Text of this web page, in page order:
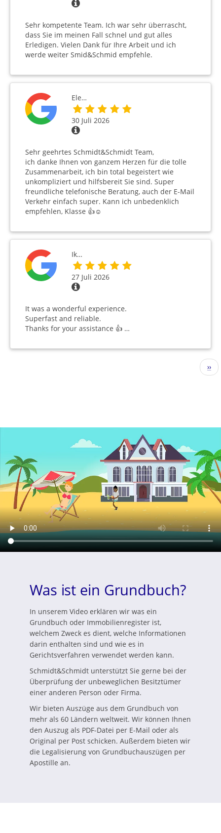
Sehr kompetente Team. Ich war sehr überrascht,
dass Sie im meinen Fall schnel und gut alles
Erledigen. Vielen Dank für Ihre Arbeit und ich
werde weiter Smid&Schmid empfehle.
Ele…
30 Juli 2026
Sehr geehrtes Schmidt&Schmidt Team,
ich danke Ihnen von ganzem Herzen für die tolle
Zusammenarbeit, ich bin total begeistert wie
unkompliziert und hilfsbereit Sie sind. Super
freundliche telefonische Beratung, auch der E-Mail
Verkehr einfach super. Kann ich unbedenklich
empfehlen, Klasse 👍☺️
Ik…
27 Juli 2026
It was a wonderful experience.
Superfast and reliable.
Thanks for your assistance 👍 …
››
Was ist ein Grundbuch?
In unserem Video erklären wir was ein
Grundbuch oder Immobilienregister ist,
welchem Zweck es dient, welche Informationen
darin enthalten sind und wie es in
Gerichtsverfahren verwendet werden kann.
Schmidt&Schmidt unterstützt Sie gerne bei der
Überprüfung der unbeweglichen Besitztümer
einer anderen Person oder Firma.
Wir bieten Auszüge aus dem Grundbuch von
mehr als 60 Ländern weltweit. Wir können Ihnen
den Auszug als PDF-Datei per E-Mail oder als
Original per Post schicken. Außerdem bieten wir
die Legalisierung von Grundbuchauszügen per
Apostille an.